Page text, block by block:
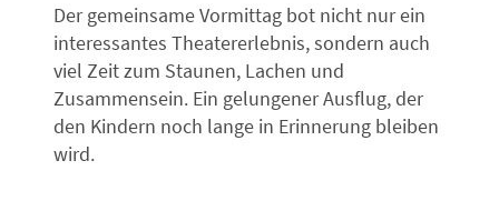
Der gemeinsame Vormittag bot nicht nur ein
interessantes Theatererlebnis, sondern auch
viel Zeit zum Staunen, Lachen und
Zusammensein. Ein gelungener Ausflug, der
den Kindern noch lange in Erinnerung bleiben
wird.